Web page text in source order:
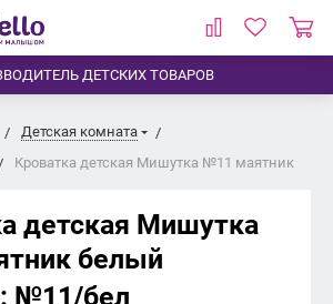
ДЕТСКИХ ТОВАРОВ
Детская комната
Кроватка детская Мишутка №11 маятник
детская Мишутка
белый
№11/бел